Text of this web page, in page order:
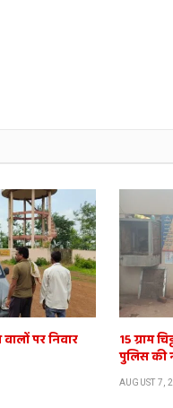
पर निवार
15 ग्राम
पुलिस की
AUGUST 7,